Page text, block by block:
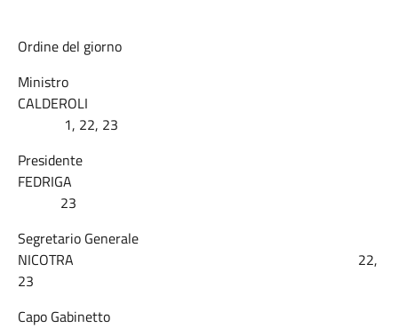
Ordine del giorno
Ministro
CALDEROLI
1, 22, 23
Presidente
FEDRIGA
23
Segretario Generale
NICOTRA 22,
23
Capo Gabinetto